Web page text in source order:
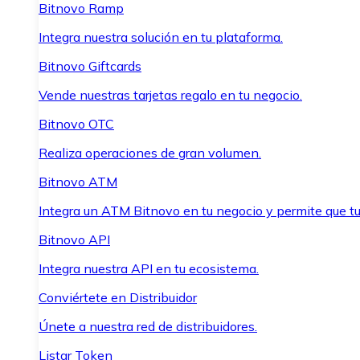
Bitnovo Ramp
Integra nuestra solución en tu plataforma.
Bitnovo Giftcards
Vende nuestras tarjetas regalo en tu negocio.
Bitnovo OTC
Realiza operaciones de gran volumen.
Bitnovo ATM
Integra un ATM Bitnovo en tu negocio y permite que
Bitnovo API
Integra nuestra API en tu ecosistema.
Conviértete en Distribuidor
Únete a nuestra red de distribuidores.
Listar Token